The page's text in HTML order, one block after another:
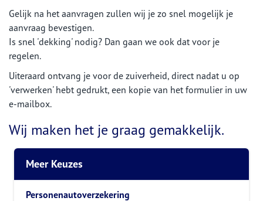
Gelijk na het aanvragen zullen wij je zo snel mogelijk je
aanvraag bevestigen.
Is snel 'dekking' nodig? Dan gaan we ook dat voor je
regelen.
Uiteraard ontvang je voor de zuiverheid, direct nadat u op
'verwerken' hebt gedrukt, een kopie van het formulier in uw
e-mailbox.
Wij maken het je graag gemakkelijk.
Meer Keuzes
Personenautoverzekering